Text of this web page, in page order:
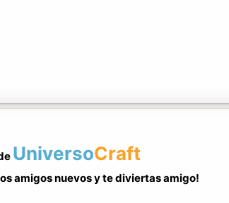
UniversoCraft
amigos nuevos y te diviertas amigo!